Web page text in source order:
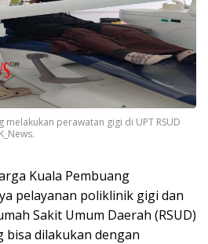
melakukan perawatan gigi di UPT RSUD
Kuala Pembuang
pelayanan poliklinik gigi dan
Sakit Umum Daerah (RSUD)
bisa dilakukan dengan